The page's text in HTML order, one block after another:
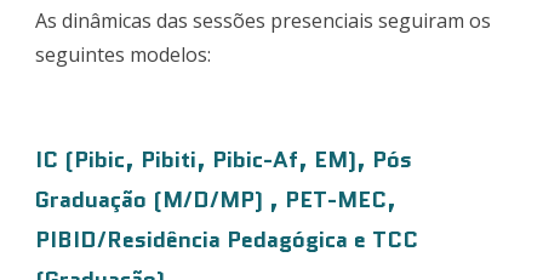
As dinâmicas das sessões presenciais seguiram os
seguintes modelos:
IC (Pibic, Pibiti, Pibic-Af, EM), Pós
Graduação (M/D/MP) , PET-MEC,
PIBID/Residência Pedagógica e TCC